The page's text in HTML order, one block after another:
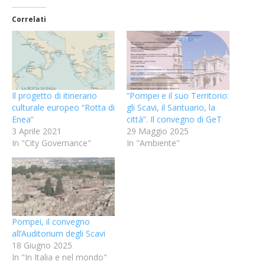
Correlati
Il progetto di itinerario
culturale europeo “Rotta di
Enea”
3 Aprile 2021
In "City Governance"
“Pompei e il suo Territorio:
gli Scavi, il Santuario, la
città”. Il convegno di GeT
29 Maggio 2025
In "Ambiente"
Pompei, il convegno
all’Auditorium degli Scavi
18 Giugno 2025
In "In Italia e nel mondo"